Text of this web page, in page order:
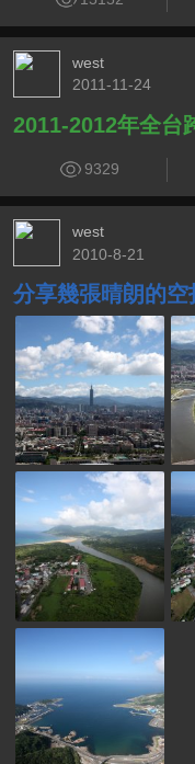
west
2011-11-24
2011-2012年全
9329
west
2010-8-21
分享幾張晴朗的空